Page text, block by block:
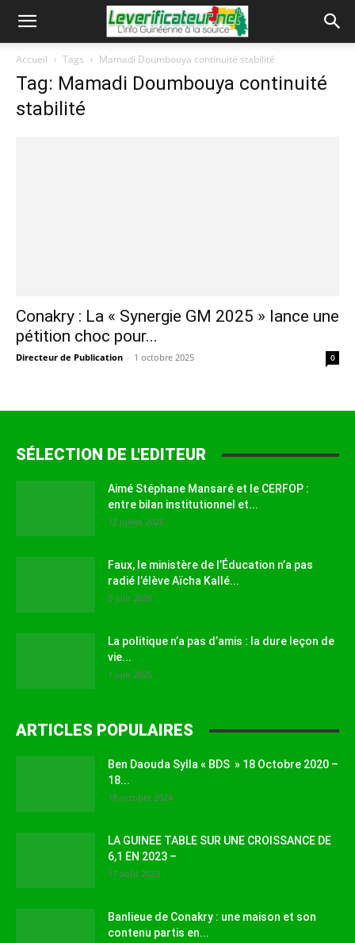
Accueil Tags Mamadi Doumbouya continuité stabilité
Tag: Mamadi Doumbouya continuité
stabilité
Conakry : La « Synergie GM 2025 » lance une
pétition choc pour...
Directeur de Publication - 1 octobre 2025 0
SÉLECTION DE L'EDITEUR
Aimé Stéphane Mansaré et le CERFOP :
entre bilan institutionnel et...
12 juillet 2026
Faux, le ministère de l’Éducation n’a pas
radié l’élève Aïcha Kallé...
9 juin 2026
La politique n’a pas d’amis : la dure leçon de
vie...
1 juin 2026
ARTICLES POPULAIRES
Ben Daouda Sylla « BDS » 18 Octobre 2020 –
18...
18 octobre 2024
LA GUINEE TABLE SUR UNE CROISSANCE DE
6,1 EN 2023 –
17 août 2023
Banlieue de Conakry : une maison et son
contenu partis en...